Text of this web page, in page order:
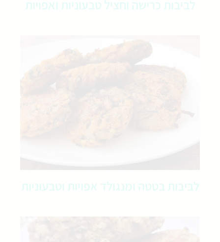
לביבות כרישה וחציל טבעוניות ואפויות
לביבות בטטה ומנגולד אפויות וטבעוניות